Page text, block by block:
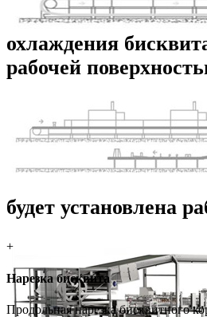
охлаждения
рабочей
будет установлена
+
Нарезка бисквита
Продольная нарезка бисквитного